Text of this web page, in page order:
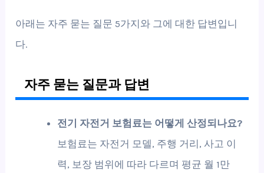
아래는 자주 묻는 질문 5가지와 그에 대한 답변입니
다.
자주 묻는 질문과 답변
전기 자전거 보험료는 어떻게 산정되나요?
보험료는 자전거 모델, 주행 거리, 사고 이
력, 보장 범위에 따라 다르며 평균 월 1만